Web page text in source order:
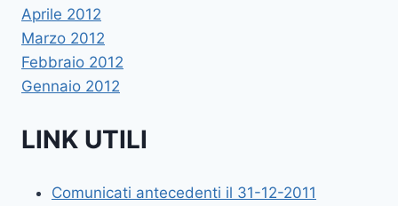
Aprile 2012
Marzo 2012
Febbraio 2012
Gennaio 2012
LINK UTILI
Comunicati antecedenti il 31-12-2011